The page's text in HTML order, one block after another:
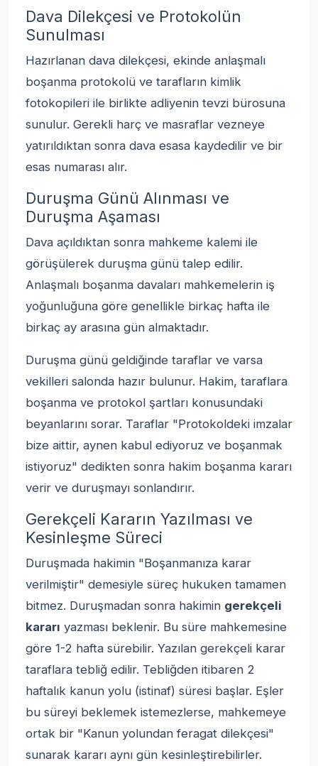
Dava Dilekçesi ve Protokolün
Sunulması
Hazırlanan dava dilekçesi, ekinde anlaşmalı
boşanma protokolü ve tarafların kimlik
fotokopileri ile birlikte adliyenin tevzi bürosuna
sunulur. Gerekli harç ve masraflar vezneye
yatırıldıktan sonra dava esasa kaydedilir ve bir
esas numarası alır.
Duruşma Günü Alınması ve
Duruşma Aşaması
Dava açıldıktan sonra mahkeme kalemi ile
görüşülerek duruşma günü talep edilir.
Anlaşmalı boşanma davaları mahkemelerin iş
yoğunluğuna göre genellikle birkaç hafta ile
birkaç ay arasına gün almaktadır.
Duruşma günü geldiğinde taraflar ve varsa
vekilleri salonda hazır bulunur. Hakim, taraflara
boşanma ve protokol şartları konusundaki
beyanlarını sorar. Taraflar "Protokoldeki imzalar
bize aittir, aynen kabul ediyoruz ve boşanmak
istiyoruz" dedikten sonra hakim boşanma kararı
verir ve duruşmayı sonlandırır.
Gerekçeli Kararın Yazılması ve
Kesinleşme Süreci
Duruşmada hakimin "Boşanmanıza karar
verilmiştir" demesiyle süreç hukuken tamamen
bitmez. Duruşmadan sonra hakimin gerekçeli
kararı yazması beklenir. Bu süre mahkemesine
göre 1-2 hafta sürebilir. Yazılan gerekçeli karar
taraflara tebliğ edilir. Tebliğden itibaren 2
haftalık kanun yolu (istinaf) süresi başlar. Eşler
bu süreyi beklemek istemezlerse, mahkemeye
ortak bir "Kanun yolundan feragat dilekçesi"
sunarak kararı aynı gün kesinleştirebilirler.